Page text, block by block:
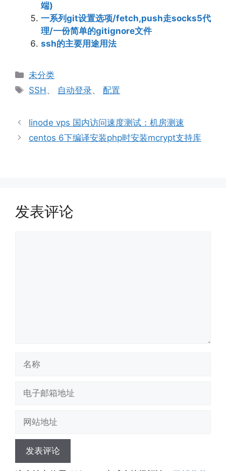
端)
一系列git设置选项/fetch,push走socks5代
理/一份简单的gitignore文件
ssh的主要用途用法
分
类
未分类
标
SSH 、 自动登录、配置
linode vps 国内访问速度测试：机房测速
centos 6下编译安装php时安装mcrypt支持库
发表评论
地
地